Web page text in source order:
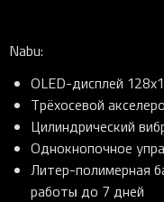
Nabu:
OLED-дисплей
Трёхосевой
Цилиндрический
Однокнопочное
Литер-полимерная
работы до 7 дней